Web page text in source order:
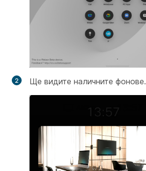
Ще видите наличните фонове.